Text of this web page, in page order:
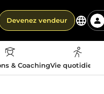
Devenez vendeur
& CoachingVie